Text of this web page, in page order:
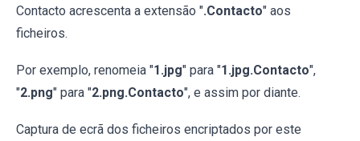
Contacto acrescenta a extensão ".Contacto" aos
ficheiros.
Por exemplo, renomeia "1.jpg" para "1.jpg.Contacto",
"2.png" para "2.png.Contacto", e assim por diante.
Captura de ecrã dos ficheiros encriptados por este